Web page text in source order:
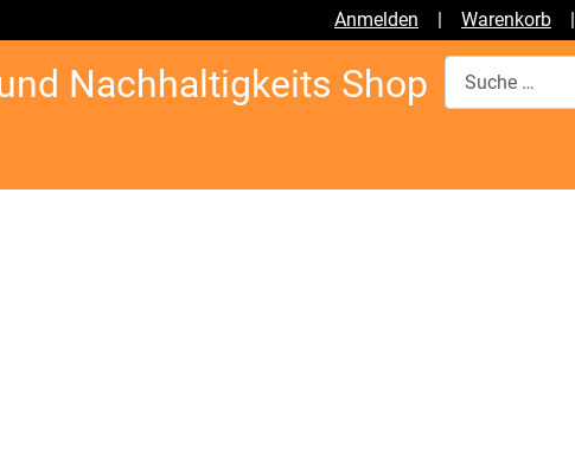
Anmelden | Warenkorb
Nachhaltigkeits Shop Suchen